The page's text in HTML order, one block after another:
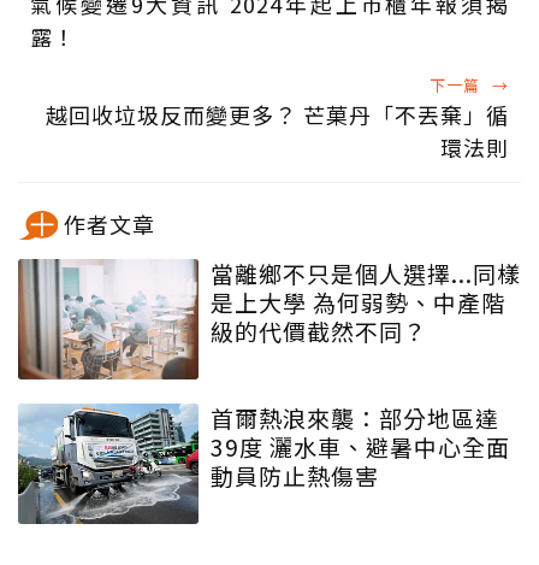
露！
下一篇 →
越回收垃圾反而變更多？ 芒菓丹「不丟棄」循
環法則
作者文章
當離鄉不只是個人選擇...同樣
是上大學 為何弱勢、中產階
級的代價截然不同？
首爾熱浪來襲：部分地區達
39度 灑水車、避暑中心全面
動員防止熱傷害